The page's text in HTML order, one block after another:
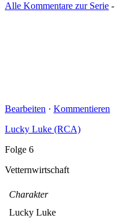
Alle Kommentare zur Serie -
Bearbeiten · Kommentieren
Lucky Luke (RCA)
Folge 6
Vetternwirtschaft
Charakter
Lucky Luke